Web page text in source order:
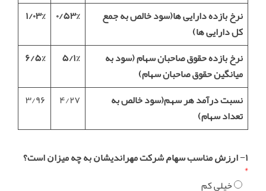
نرخ بازده دارایی ها(سود خالص به جمع
کل دارایی ها)
۰/۵۳% ۱/۰۳%
نرخ بازده حقوق صاحبان سهام (سود به
میانگین حقوق صاحبان سهام)
۵/۱% ۶/۵%
نسبت درآمد هر سهم(سود خالص به
تعداد سهام)
۴/۲۷ ۳/۹۶
۱− ﺍﺭﺯﺵ ﻣﻨﺎﺳﺐ ﺳﻬﺎﻡ ﺷﺮﮐﺖ ﻣﻬﺮﺍﻧﺪﯾﺸﺎﻥ ﺑﻪ ﭼﻪ ﻣﯿﺰﺍﻥ ﺍﺳﺖ؟
*
خیلی کم